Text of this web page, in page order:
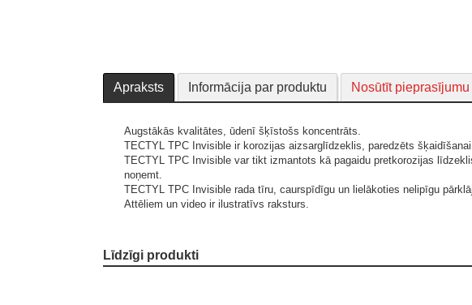
Apraksts Informācija par produktu Nosūtīt pieprasījumu
Augstākās kvalitātes, ūdenī šķīstošs koncentrāts.
TECTYL TPC Invisible ir korozijas aizsarglīdzeklis, paredzēts
TECTYL TPC Invisible var tikt izmantots kā pagaidu pretkorozijas
noņemt.
TECTYL TPC Invisible rada tīru, caurspīdīgu un lielākoties nelipīgu
Attēliem un video ir ilustratīvs raksturs.
Līdzīgi produkti